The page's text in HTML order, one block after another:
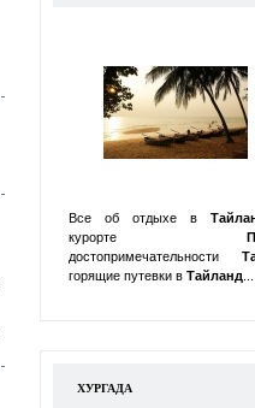
Все об отдыхе в
курорте
достопримечательности
горящие путевки в Тайланд
ХУРГАДА